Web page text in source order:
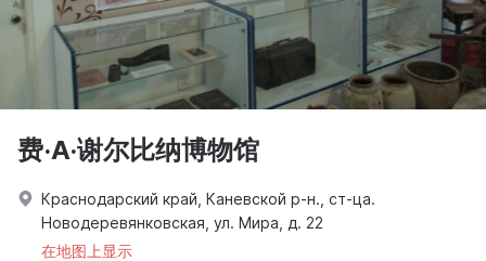
费·A·谢尔比纳博物馆
Краснодарский край, Каневской р-н., ст-ца.
Новодеревянковская, ул. Мира, д. 22
在地图上显示